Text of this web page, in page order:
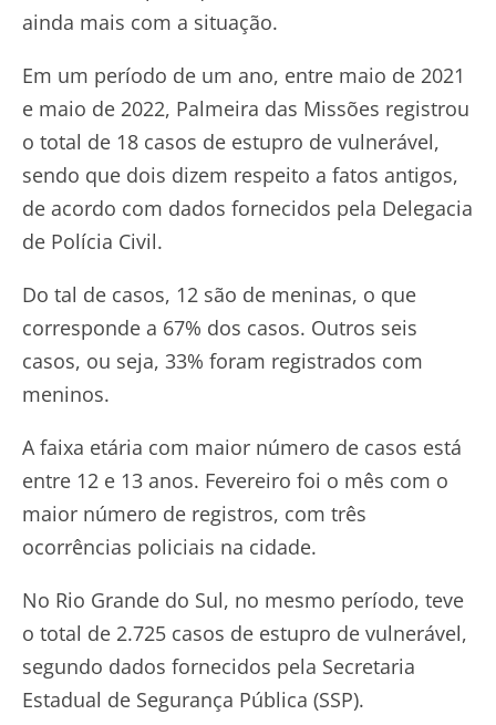
ainda mais com a situação.
Em um período de um ano, entre maio de 2021
e maio de 2022, Palmeira das Missões registrou
o total de 18 casos de estupro de vulnerável,
sendo que dois dizem respeito a fatos antigos,
de acordo com dados fornecidos pela Delegacia
de Polícia Civil.
Do tal de casos, 12 são de meninas, o que
corresponde a 67% dos casos. Outros seis
casos, ou seja, 33% foram registrados com
meninos.
A faixa etária com maior número de casos está
entre 12 e 13 anos. Fevereiro foi o mês com o
maior número de registros, com três
ocorrências policiais na cidade.
No Rio Grande do Sul, no mesmo período, teve
o total de 2.725 casos de estupro de vulnerável,
segundo dados fornecidos pela Secretaria
Estadual de Segurança Pública (SSP).